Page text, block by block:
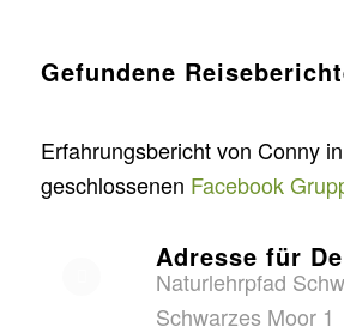
Gefundene
Erfahrungsbericht von Conny
geschlossenen Facebook
Adresse für
Naturlehrpfad
Schwarzes Moor 1